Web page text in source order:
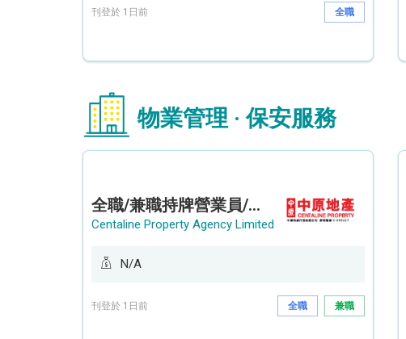
刊登於 1日前 全職
物業管理 · 保安服務
全職/兼職持牌營業員/持牌地產代理 (長沙灣/將軍澳/油塘)
Centaline Property Agency Limited
N/A
刊登於 1日前 全職 兼職